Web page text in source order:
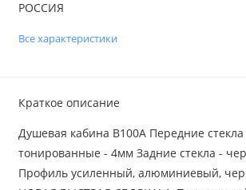
РОССИЯ
Все характеристики
Краткое описание
Душевая кабина B100A Передние
тонированные - 4мм Задние стекла -
Профиль усиленный, алюминиевый,